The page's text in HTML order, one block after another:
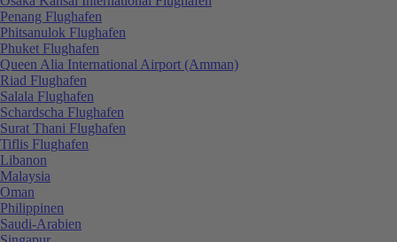
Penang Flughafen
Phitsanulok Flughafen
Phuket Flughafen
Queen Alia International Airport (Amman)
Riad Flughafen
Salala Flughafen
Schardscha Flughafen
Surat Thani Flughafen
Tiflis Flughafen
Libanon
Malaysia
Oman
Philippinen
Saudi-Arabien